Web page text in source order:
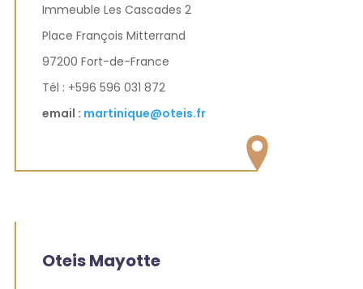
Immeuble Les Cascades 2
Place François Mitterrand
97200 Fort-de-France
Tél : +596 596 031 872
email : martinique@oteis.fr
Oteis Mayotte